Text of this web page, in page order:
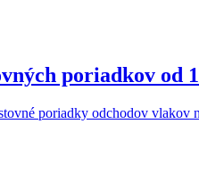
poriadkov od
poriadky odchodov